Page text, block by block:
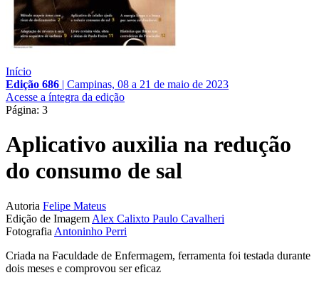
Início
Edição 686 | Campinas, 08 a 21 de maio de 2023
Acesse a íntegra da edição
Página: 3
Aplicativo auxilia na redução
do consumo de sal
Autoria Felipe Mateus
Edição de Imagem Alex Calixto Paulo Cavalheri
Fotografia Antoninho Perri
Criada na Faculdade de Enfermagem, ferramenta foi testada durante
dois meses e comprovou ser eficaz